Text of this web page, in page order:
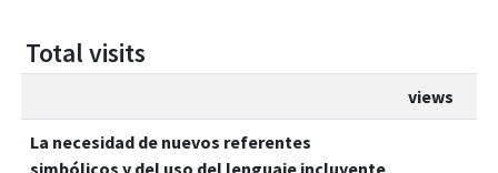
Total visits
views
La necesidad de nuevos referentes
simbólicos y del uso del lenguaje incluyente